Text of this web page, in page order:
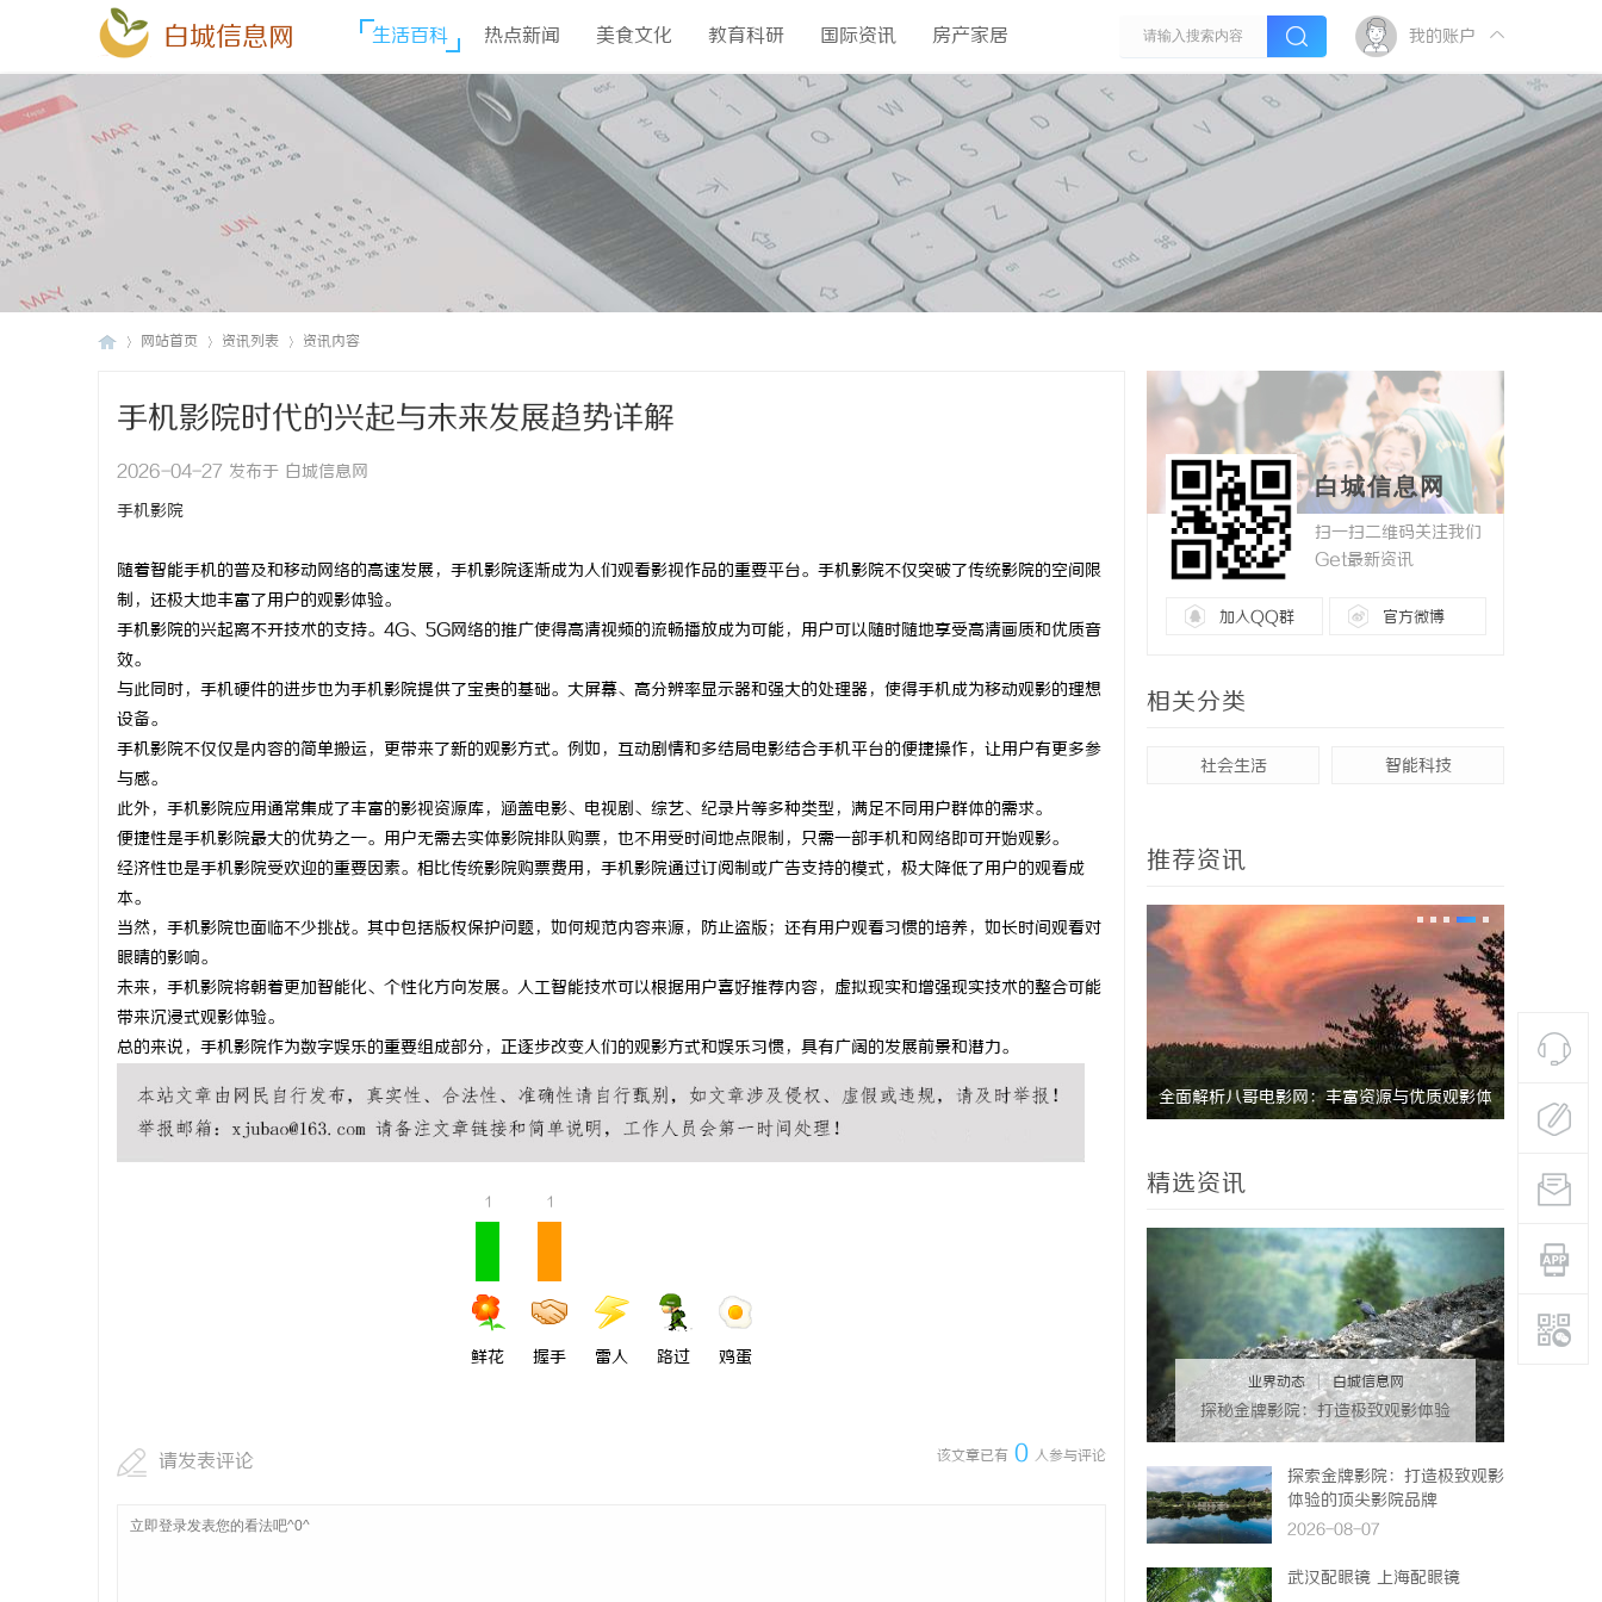
白城信息网 生活百科 热点新闻 美食文化 教育科研 国际资讯 房产家居 我的账户
网站首页 资讯列表 资讯内容
手机影院时代的兴起与未来发展趋势详解
2026-04-27 发布于 白城信息网
手机影院
随着智能手机的普及和移动网络的高速发展，手机影院逐渐成为人们观看影视作品的重要平台。手机影院不仅突破了传统影院的空间限
制，还极大地丰富了用户的观影体验。
手机影院的兴起离不开技术的支持。4G、5G网络的推广使得高清视频的流畅播放成为可能，用户可以随时随地享受高清画质和优质音
效。
与此同时，手机硬件的进步也为手机影院提供了宝贵的基础。大屏幕、高分辨率显示器和强大的处理器，使得手机成为移动观影的理想
设备。
手机影院不仅仅是内容的简单搬运，更带来了新的观影方式。例如，互动剧情和多结局电影结合手机平台的便捷操作，让用户有更多参
与感。
此外，手机影院应用通常集成了丰富的影视资源库，涵盖电影、电视剧、综艺、纪录片等多种类型，满足不同用户群体的需求。
便捷性是手机影院最大的优势之一。用户无需去实体影院排队购票，也不用受时间地点限制，只需一部手机和网络即可开始观影。
经济性也是手机影院受欢迎的重要因素。相比传统影院购票费用，手机影院通过订阅制或广告支持的模式，极大降低了用户的观看成
本。
当然，手机影院也面临不少挑战。其中包括版权保护问题，如何规范内容来源，防止盗版；还有用户观看习惯的培养，如长时间观看对
眼睛的影响。
未来，手机影院将朝着更加智能化、个性化方向发展。人工智能技术可以根据用户喜好推荐内容，虚拟现实和增强现实技术的整合可能
带来沉浸式观影体验。
总的来说，手机影院作为数字娱乐的重要组成部分，正逐步改变人们的观影方式和娱乐习惯，具有广阔的发展前景和潜力。
1
鲜花
1
握手 雷人 路过 鸡蛋
该文章已有 0 人参与评论
请发表评论
白城信息网
扫一扫二维码关注我们
Get最新资讯
加入QQ群 官方微博
相关分类
社会生活 智能科技
推荐资讯
深度解析蚂蚁影视：智能影视平台的未来趋势 全面解析MES系统在现代制造业中的关键作
用与应用前景
全面解析八哥电影网：丰富影视资源助力观影
体验升级
全面解析八哥电影网：丰富资源与优质观影体 深入解析
设计哲学
精选资讯
业界动态 | 白城信息网
探秘金牌影院：打造极致观影体验
的行业标杆
探索金牌影院：打造极致观影
体验的顶尖影院品牌
2026-08-07
武汉配眼镜 上海配眼镜